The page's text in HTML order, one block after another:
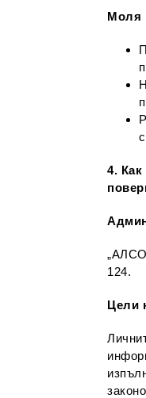
Моля
4.
124.
Цели